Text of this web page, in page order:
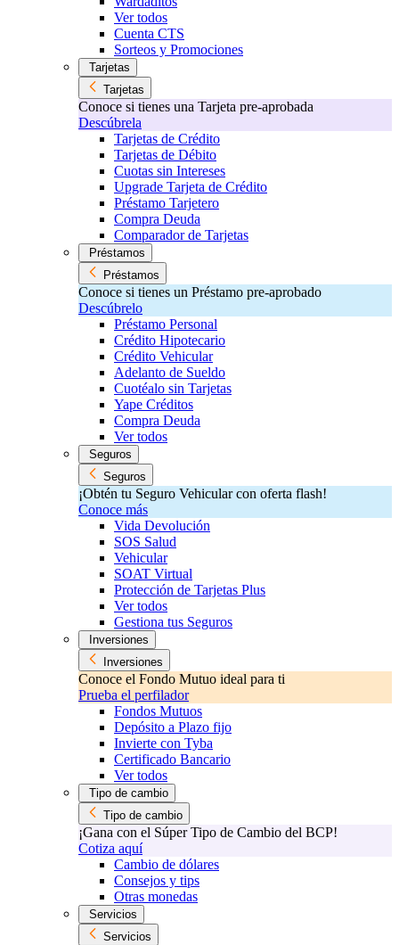
Ver todos
Cuenta CTS
Sorteos y Promociones
Tarjetas
Tarjetas
Conoce si tienes una Tarjeta pre-aprobada
Descúbrela
Tarjetas de Crédito
Tarjetas de Débito
Cuotas sin Intereses
Upgrade Tarjeta de Crédito
Préstamo Tarjetero
Compra Deuda
Comparador de Tarjetas
Préstamos
Préstamos
Conoce si tienes un Préstamo pre-aprobado
Descúbrelo
Préstamo Personal
Crédito Hipotecario
Crédito Vehicular
Adelanto de Sueldo
Cuotéalo sin Tarjetas
Yape Créditos
Compra Deuda
Ver todos
Seguros
Seguros
¡Obtén tu Seguro Vehicular con oferta flash!
Conoce más
Vida Devolución
SOS Salud
Vehicular
SOAT Virtual
Protección de Tarjetas Plus
Ver todos
Gestiona tus Seguros
Inversiones
Inversiones
Conoce el Fondo Mutuo ideal para ti
Prueba el perfilador
Fondos Mutuos
Depósito a Plazo fijo
Invierte con Tyba
Certificado Bancario
Ver todos
Tipo de cambio
Tipo de cambio
¡Gana con el Súper Tipo de Cambio del BCP!
Cotiza aquí
Cambio de dólares
Consejos y tips
Otras monedas
Servicios
Servicios